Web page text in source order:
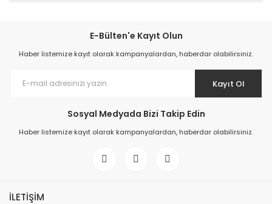
E-Bülten'e Kayıt Olun
Haber listemize kayıt olarak kampanyalardan, haberdar olabilirsiniz.
Kayıt Ol
Sosyal Medyada Bizi Takip Edin
Haber listemize kayıt olarak kampanyalardan, haberdar olabilirsiniz.
İLETİŞİM